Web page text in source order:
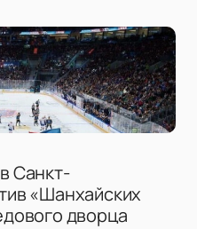
Санкт-
«Шанхайских
дворца